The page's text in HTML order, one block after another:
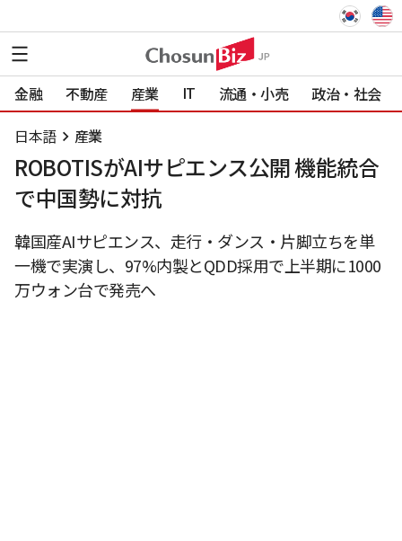
金融 不動産 産業 IT 流通・小売 政治・社会
日本語 産業
ROBOTISがAIサピエンス公開 機能統合
で中国勢に対抗
韓国産AIサピエンス、走行・ダンス・片脚立ちを単
一機で実演し、97%内製とQDD採用で上半期に1000
万ウォン台で発売へ